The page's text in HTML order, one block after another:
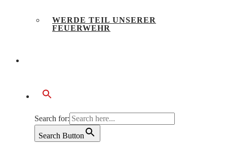
WERDE TEIL UNSERER
FEUERWEHR
Search for:
Search Button